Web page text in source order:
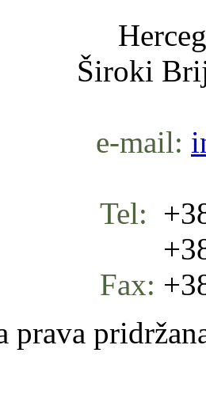
Široki
e-mail:
Tel:
+387
Fax:
prava